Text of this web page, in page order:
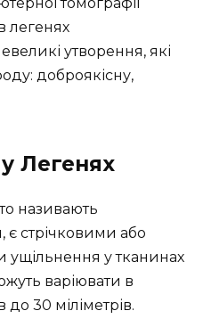
легенях
утворення, які
доброякісну,
Легенях
називають
стрічковими або
у тканинах
варіювати в
до 30 міліметрів.